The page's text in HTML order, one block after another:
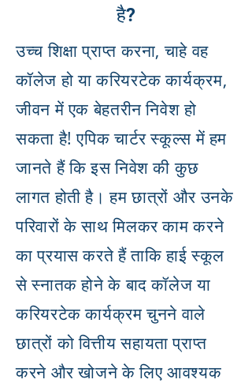
है?
उच्च शिक्षा प्राप्त करना, चाहे वह
कॉलेज हो या करियरटेक कार्यक्रम,
जीवन में एक बेहतरीन निवेश हो
सकता है! एपिक चार्टर स्कूल्स में हम
जानते हैं कि इस निवेश की कुछ
लागत होती है। हम छात्रों और उनके
परिवारों के साथ मिलकर काम करने
का प्रयास करते हैं ताकि हाई स्कूल
से स्नातक होने के बाद कॉलेज या
करियरटेक कार्यक्रम चुनने वाले
छात्रों को वित्तीय सहायता प्राप्त
करने और खोजने के लिए आवश्यक